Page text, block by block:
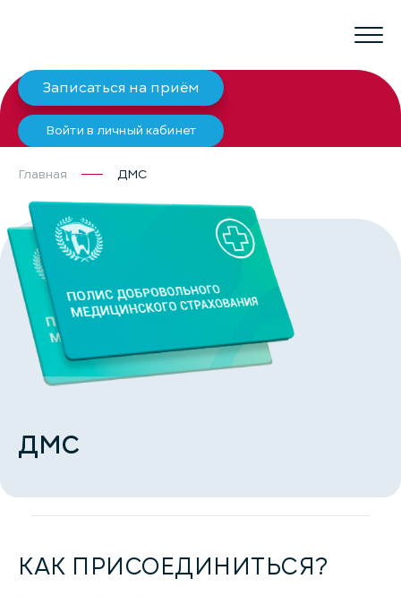
Записаться на приём
Войти в личный кабинет
Главная ДМС
ДМС
КАК ПРИСОЕДИНИТЬСЯ?